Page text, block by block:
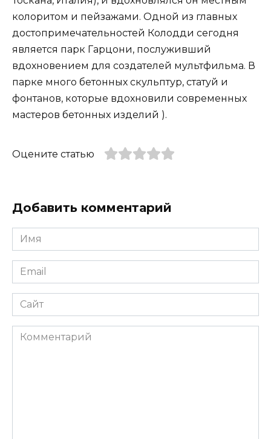
колоритом и пейзажами. Одной из главных
достопримечательностей Колодди сегодня
является парк Гарцони, послуживший
вдохновением для создателей мультфильма. В
парке много бетонных скульптур, статуй и
фонтанов, которые вдохновили современных
мастеров бетонных изделий ).
Оцените статью
Добавить комментарий
Имя
*
Email
*
Сайт
Комментарий